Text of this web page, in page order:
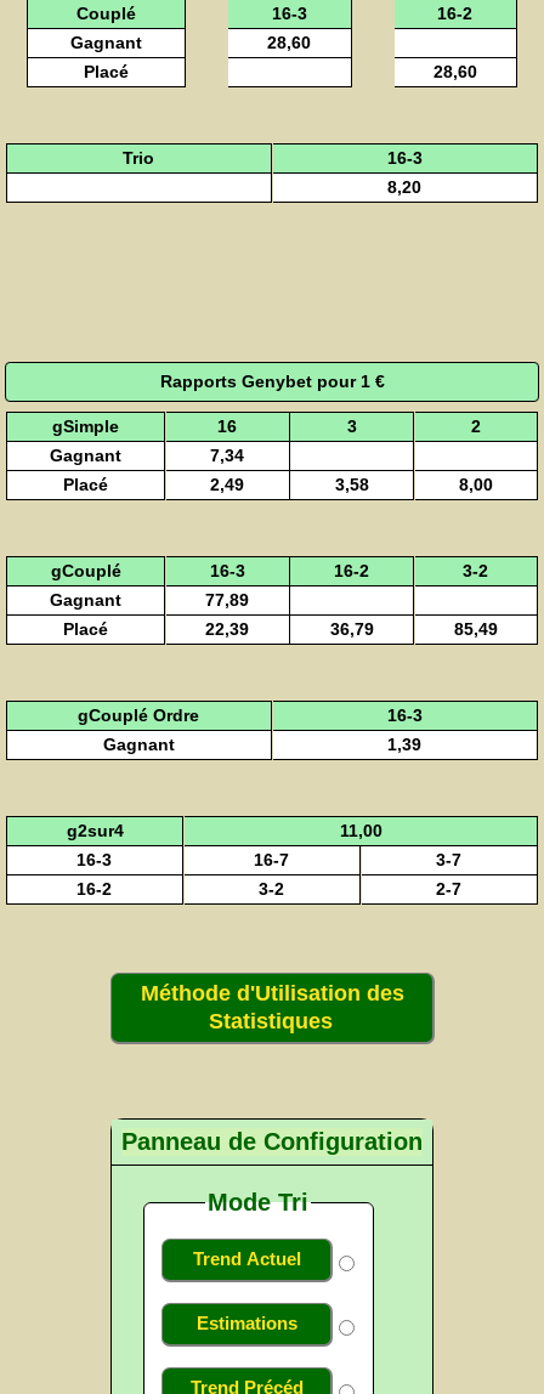
Couplé 16-3
16-2
Gagnant
28,60
Placé
28,60
Trio
16-3
8,20
Rapports Genybet pour 1 €
gSimple 16 3
2
Gagnant
7,34
Placé
2,49 3,58 8,00
gCouplé 16-3 16-2
3-2
Gagnant
77,89
Placé
22,39 36,79 85,49
gCouplé Ordre
16-3
Gagnant
1,39
g2sur4
11,00
16-3
16-7
3-7
16-2
3-2 2-7
Méthode d'Utilisation des
Statistiques
Panneau de Configuration
Mode Tri
Trend Actuel
Estimations
Trend Précéd